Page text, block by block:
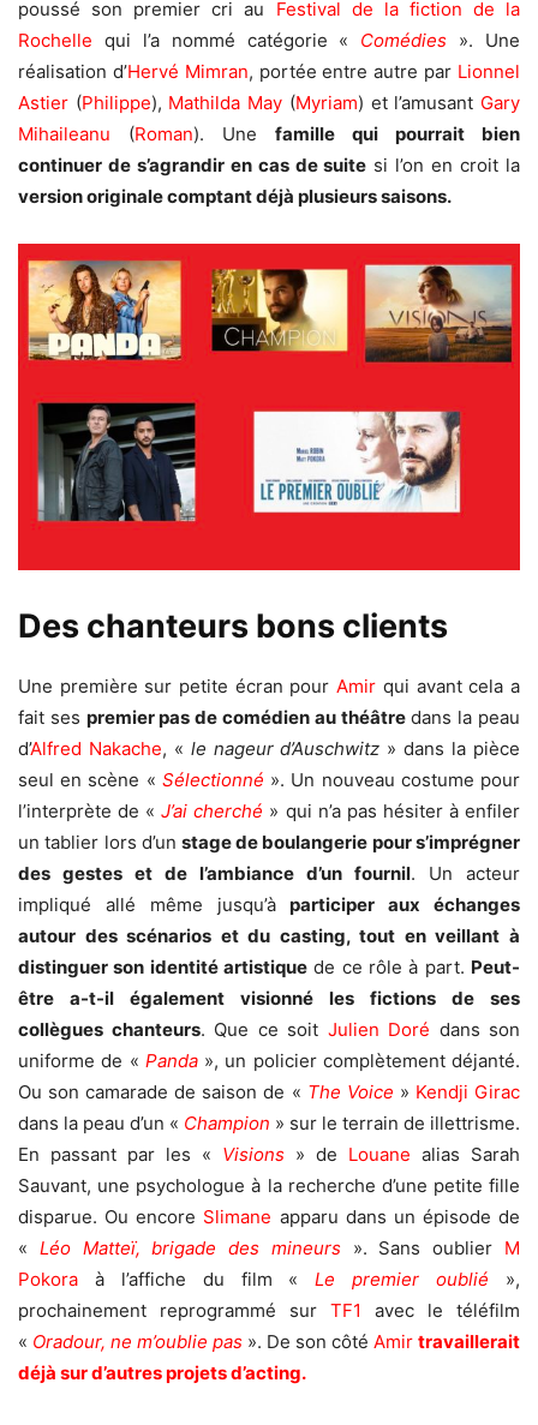
poussé son premier cri au Festival de la fiction de la
Rochelle qui l’a nommé catégorie « Comédies ». Une
réalisation d’Hervé Mimran, portée entre autre par Lionnel
Astier (Philippe), Mathilda May (Myriam) et l’amusant Gary
Mihaileanu (Roman). Une famille qui pourrait bien
continuer de s’agrandir en cas de suite si l’on en croit la
version originale comptant déjà plusieurs saisons.
Des chanteurs bons clients
Une première sur petite écran pour Amir qui avant cela a
fait ses premier pas de comédien au théâtredans la peau
d’Alfred Nakache, « le nageur d’Auschwitz » dans la pièce
seul en scène « Sélectionné ». Un nouveau costume pour
l’interprète de «J’ai cherché » qui n’a pas hésiter à enfiler
un tablier lors d’un stage de boulangerie pour s’imprégner
des gestes et de l’ambiance d’un fournil. Un acteur
impliqué allé même jusqu’àparticiper aux échanges
autour des scénarios et du casting, tout en veillant à
distinguer son identité artistique de ce rôle à part. Peut-
être a-t-il également visionné les fictions de ses
collègues chanteurs. Que ce soit Julien Doré dans son
uniforme de « Panda», un policier complètement déjanté.
Ou son camarade de saison de « The Voice » Kendji Girac
dans la peau d’un « Champion » sur le terrain de illettrisme.
En passant par les « Visions » de Louane alias Sarah
Sauvant, une psychologue à la recherche d’une petite fille
disparue. Ou encore Slimane apparu dans un épisode de
« Léo Matteï, brigade des mineurs». Sans oublier M
Pokora à l’affiche du film «Le premier oublié »,
prochainement reprogrammé sur TF1
avec le téléfilm
« Oradour, ne m’oublie pas ». De son côté Amir travaillerait
déjà sur d’autres projets d’acting.